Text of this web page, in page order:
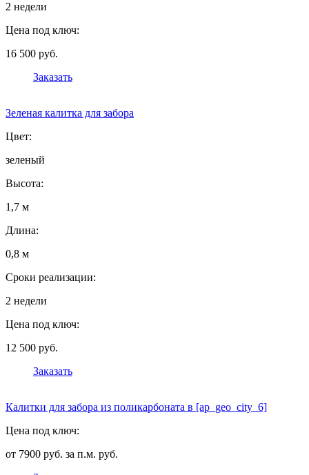
2 недели
Цена под ключ:
16 500 руб.
Заказать
Зеленая калитка для забора
Цвет:
зеленый
Высота:
1,7 м
Длина:
0,8 м
Сроки реализации:
2 недели
Цена под ключ:
12 500 руб.
Заказать
Калитки для забора из поликарбоната в [ap_geo_city_6]
Цена под ключ:
от 7900 руб. за п.м. руб.